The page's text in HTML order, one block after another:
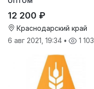
12 200 ₽
Краснодарский край
6 авг 2021, 19:34 • 1 103